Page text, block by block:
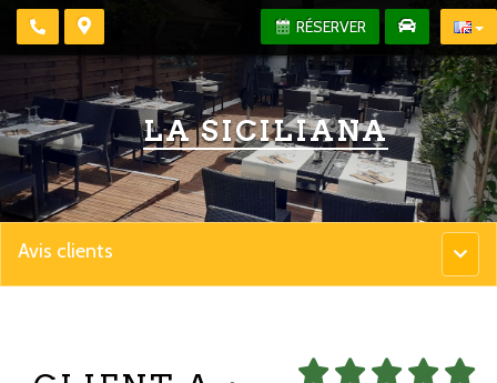
RÉSERVER
LA SICILIANA
Menu
Avis clients